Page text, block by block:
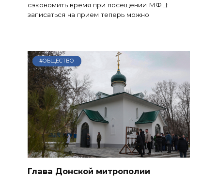
сэкономить время при посещении МФЦ:
записаться на прием теперь можно
#ОБЩЕСТВО
Глава Донской митрополии